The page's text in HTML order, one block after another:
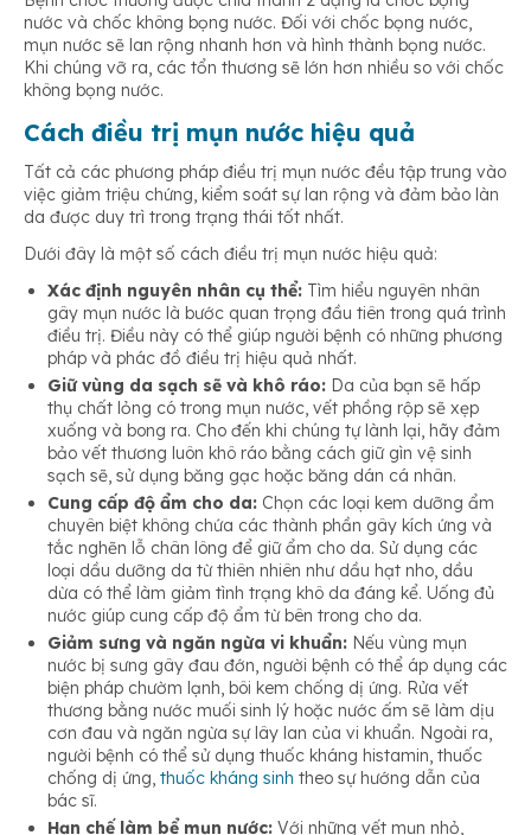
nước và chốc không bọng nước. Đối với chốc bọng nước,
mụn nước sẽ lan rộng nhanh hơn và hình thành bọng nước.
Khi chúng vỡ ra, các tổn thương sẽ lớn hơn nhiều so với chốc
không bọng nước.
Cách điều trị mụn nước hiệu quả
Tất cả các phương pháp điều trị mụn nước đều tập trung vào
việc giảm triệu chứng, kiểm soát sự lan rộng và đảm bảo làn
da được duy trì trong trạng thái tốt nhất.
Dưới đây là một số cách điều trị mụn nước hiệu quả:
Xác định nguyên nhân cụ thể: Tìm hiểu nguyên nhân
gây mụn nước là bước quan trọng đầu tiên trong quá trình
điều trị. Điều này có thể giúp người bệnh có những phương
pháp và phác đồ điều trị hiệu quả nhất.
Giữ vùng da sạch sẽ và khô ráo: Da của bạn sẽ hấp
thụ chất lỏng có trong mụn nước, vết phồng rộp sẽ xẹp
xuống và bong ra. Cho đến khi chúng tự lành lại, hãy đảm
bảo vết thương luôn khô ráo bằng cách giữ gìn vệ sinh
sạch sẽ, sử dụng băng gạc hoặc băng dán cá nhân.
Cung cấp độ ẩm cho da: Chọn các loại kem dưỡng ẩm
chuyên biệt không chứa các thành phần gây kích ứng và
tắc nghẽn lỗ chân lông để giữ ẩm cho da. Sử dụng các
loại dầu dưỡng da từ thiên nhiên như dầu hạt nho, dầu
dừa có thể làm giảm tình trạng khô da đáng kể. Uống đủ
nước giúp cung cấp độ ẩm từ bên trong cho da.
Giảm sưng và ngăn ngừa vi khuẩn: Nếu vùng mụn
nước bị sưng gây đau đớn, người bệnh có thể áp dụng các
biện pháp chườm lạnh, bôi kem chống dị ứng. Rửa vết
thương bằng nước muối sinh lý hoặc nước ấm sẽ làm dịu
cơn đau và ngăn ngừa sự lây lan của vi khuẩn. Ngoài ra,
người bệnh có thể sử dụng thuốc kháng histamin, thuốc
chống dị ứng, thuốc kháng sinh theo sự hướng dẫn của
bác sĩ.
Hạn chế làm bể mụn nước: Với những vết mụn nhỏ,